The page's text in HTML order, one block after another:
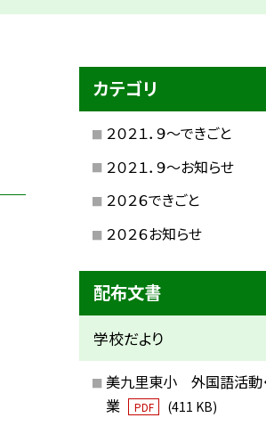
カテゴリ
２０２１．９〜できごと
２０２１．９〜お知らせ
２０２６できごと
２０２６お知らせ
配布文書
学校だより
美九里東小 外国語活動
業
PDF (411 KB)